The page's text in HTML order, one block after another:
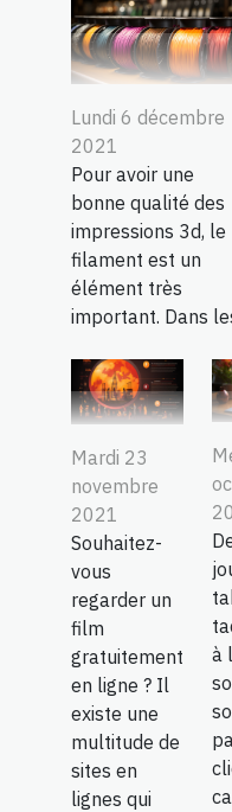
Lundi 6 décembre
2021
Pour avoir une
bonne qualité des
impressions 3d, le
filament est un
élément très
important. Dans
Mardi 23
novembre
2021
Souhaitez-
vous
regarder un
film
gratuitement
en ligne ? Il
existe une
multitude de
sites en
lignes qui
à